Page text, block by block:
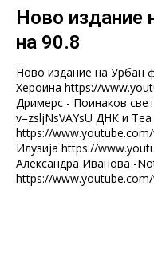
Ново издание
на 90.8
Ново издание на Урбан фреш
Хероина https://www.youtube.com/watch?v=ajZveHHDRpM
Дримерс - Поинаков свет https://www.youtube.com/watch?
v=zsljNsVAYsU ДНК и Теа - Амајлија
https://www.youtube.com/
Илузија https://www.youtube.com/watch?v=mOPr9Nf9FVM
Aлександра Иванова -
https://